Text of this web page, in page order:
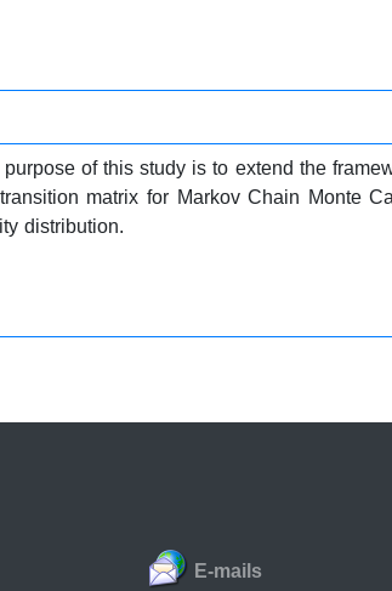
of this study is to extend the
matrix for Markov Chain Monte
distribution.
E-mails